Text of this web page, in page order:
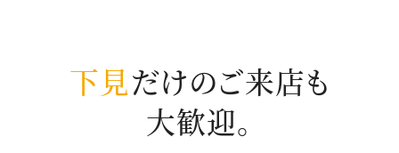
下見だけのご来店も
大歓迎。